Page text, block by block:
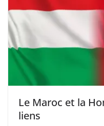
Le Maroc et la
liens